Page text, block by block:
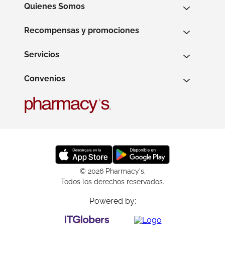
Quienes Somos
Recompensas y promociones
Servicios
Convenios
© 2026 Pharmacy's.
Todos los derechos reservados.
Powered by: